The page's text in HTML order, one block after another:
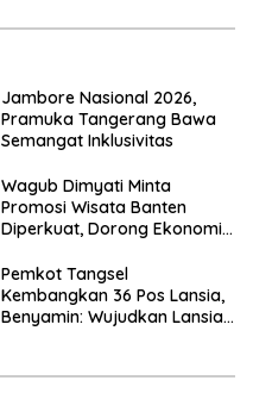
Jambore Nasional 2026,
Pramuka Tangerang Bawa
Semangat Inklusivitas
Wagub Dimyati Minta
Promosi Wisata Banten
Diperkuat, Dorong Ekonomi
Pemkot Tangsel
Kembangkan 36 Pos Lansia,
Benyamin: Wujudkan Lansia